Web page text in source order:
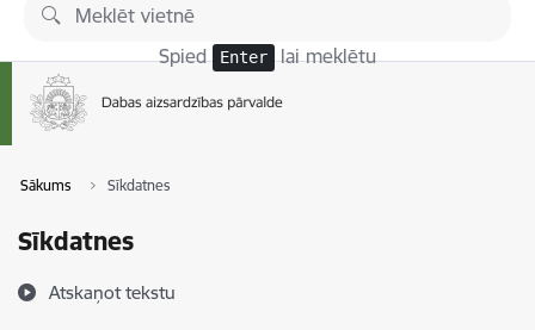
Pāriet uz lapas saturu
Spied Enter lai meklētu
Sākums Sīkdatnes
Sīkdatnes
Atskaņot tekstu